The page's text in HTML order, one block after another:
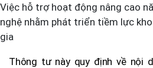
Việc hỗ trợ hoạt động nâng cao
nghệ nhằm phát triển tiềm lực
gia
Thông tư này quy định về nội